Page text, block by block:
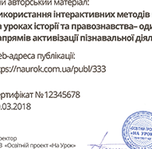
уроці?
2. Пісенька
T: let’s sing our “Good-